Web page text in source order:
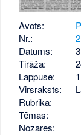
Avots:
Nr.:
Datums:
Tirāža:
Lappuse:
1
Virsraksts:
Rubrika:
Tēmas:
Nozares: